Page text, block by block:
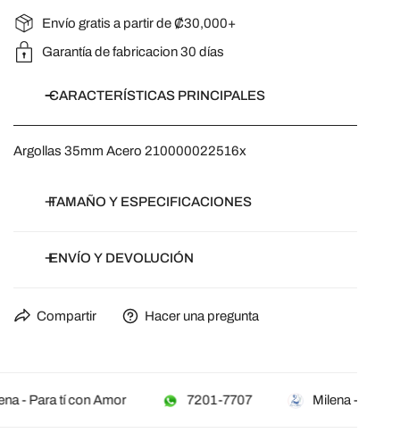
Envío gratis a partir de ₡30,000+
Garantía de fabricacion 30 días
CARACTERÍSTICAS PRINCIPALES
Argollas 35mm Acero 210000022516x
TAMAÑO Y ESPECIFICACIONES
ENVÍO Y DEVOLUCIÓN
Compartir Hacer una pregunta
- Para tí con Amor 7201-7707 Milena - Para